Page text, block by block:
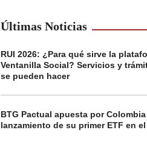
Últimas Noticias
RUI 2026: ¿Para qué sirve la
Ventanilla Social? Servicios y
se pueden hacer
BTG Pactual apuesta por
lanzamiento de su primer ETF en